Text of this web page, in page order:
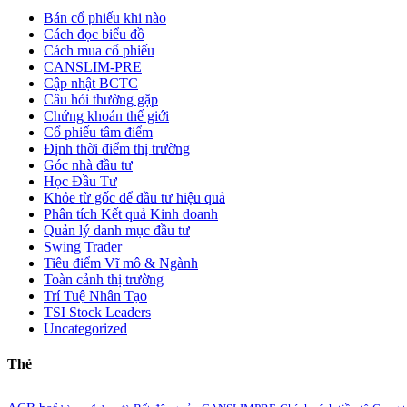
Bán cổ phiếu khi nào
Cách đọc biểu đồ
Cách mua cổ phiếu
CANSLIM-PRE
Cập nhật BCTC
Câu hỏi thường gặp
Chứng khoán thế giới
Cổ phiếu tâm điểm
Định thời điểm thị trường
Góc nhà đầu tư
Học Đầu Tư
Khỏe từ gốc để đầu tư hiệu quả
Phân tích Kết quả Kinh doanh
Quản lý danh mục đầu tư
Swing Trader
Tiêu điểm Vĩ mô & Ngành
Toàn cảnh thị trường
Trí Tuệ Nhân Tạo
TSI Stock Leaders
Uncategorized
Thẻ